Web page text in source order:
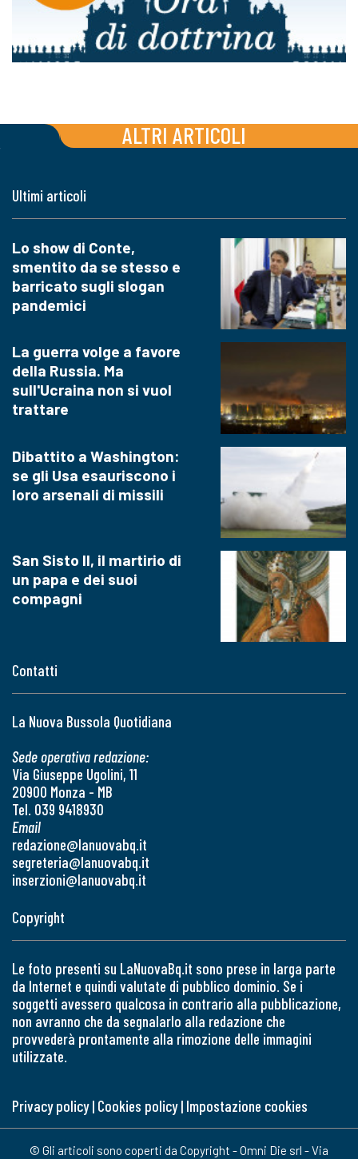
ALTRI ARTICOLI
Contatti
La Nuova Bussola Quotidiana
Sede operativa redazione:
Via Giuseppe Ugolini, 11
20900 Monza - MB
Tel. 039 9418930
Email
redazione@lanuovabq.it
segreteria@lanuovabq.it
inserzioni@lanuovabq.it
Ultimi articoli
Lo show di Conte,
smentito da se stesso e
barricato sugli slogan
pandemici
La guerra volge a favore
della Russia. Ma
sull'Ucraina non si vuol
trattare
Dibattito a Washington:
se gli Usa esauriscono i
loro arsenali di missili
San Sisto II, il martirio di
un papa e dei suoi
compagni
Copyright
Le foto presenti su LaNuovaBq.it sono prese in larga parte
da Internet e quindi valutate di pubblico dominio. Se i
soggetti avessero qualcosa in contrario alla pubblicazione,
non avranno che da segnalarlo alla redazione che
provvederà prontamente alla rimozione delle immagini
utilizzate.
Privacy policy| Cookies policy| Impostazione cookies
© Gli articoli sono coperti da Copyright - Omni Die srl - Via